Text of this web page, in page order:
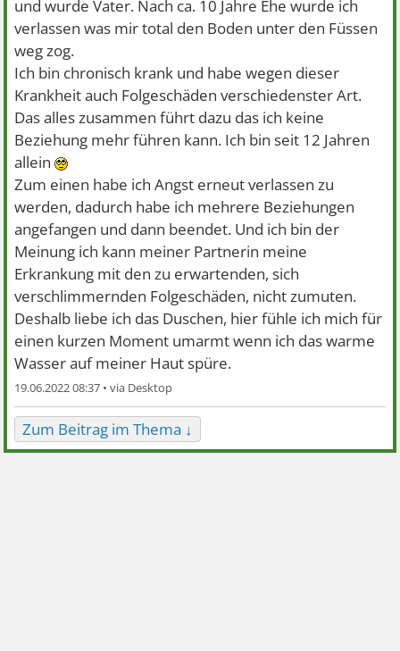
und wurde Vater. Nach ca. 10 Jahre Ehe wurde ich
verlassen was mir total den Boden unter den Füssen
weg zog.
Ich bin chronisch krank und habe wegen dieser
Krankheit auch Folgeschäden verschiedenster Art.
Das alles zusammen führt dazu das ich keine
Beziehung mehr führen kann. Ich bin seit 12 Jahren
allein
Zum einen habe ich Angst erneut verlassen zu
werden, dadurch habe ich mehrere Beziehungen
angefangen und dann beendet. Und ich bin der
Meinung ich kann meiner Partnerin meine
Erkrankung mit den zu erwartenden, sich
verschlimmernden Folgeschäden, nicht zumuten.
Deshalb liebe ich das Duschen, hier fühle ich mich für
einen kurzen Moment umarmt wenn ich das warme
Wasser auf meiner Haut spüre.
19.06.2022 08:37 •
Zum Beitrag im Thema ↓